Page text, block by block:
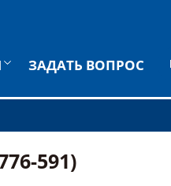
ЗАДАТЬ ВОПРОС
591)